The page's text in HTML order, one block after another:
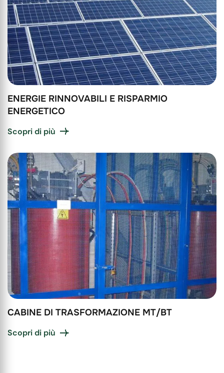
ENERGIE RINNOVABILI E RISPARMIO
ENERGETICO
Scopri di più
CABINE DI TRASFORMAZIONE MT/BT
Scopri di più